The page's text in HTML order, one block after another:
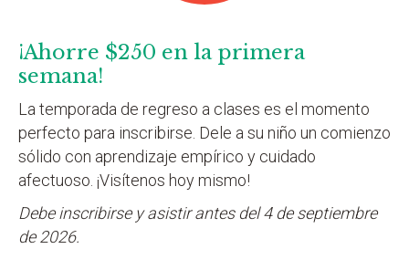
¡Ahorre $250 en la primera
semana!
La temporada de regreso a clases es el momento
perfecto para inscribirse. Dele a su niño un comienzo
sólido con aprendizaje empírico y cuidado
afectuoso. ¡Visítenos hoy mismo!
Debe inscribirse y asistir antes del 4 de septiembre
de 2026.